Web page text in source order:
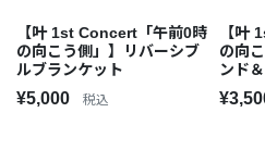
【叶 1st Concert「午前0時
の向こう側」】リバーシブ
ルブランケット
¥5,000 税込
【叶
の向
ンド